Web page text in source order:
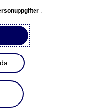
styrande organ
rörande
som innehåller
års ersättningar
mer detaljerad
Dessa
.